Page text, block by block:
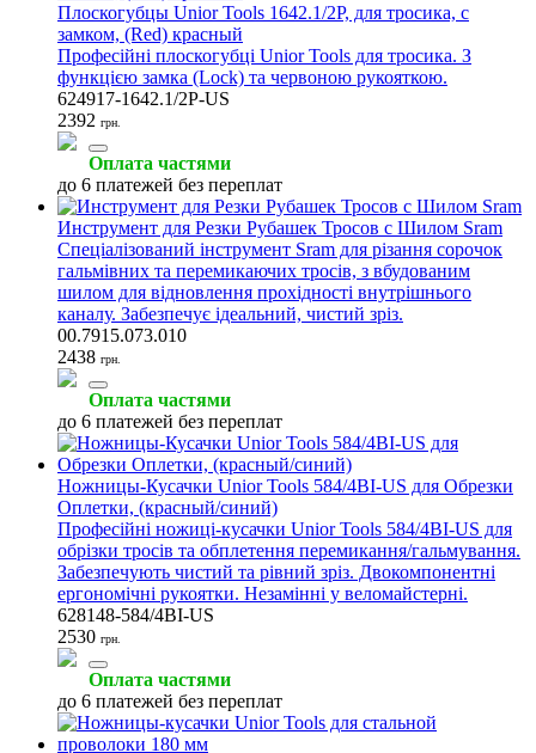
Плоскогубцы Unior Tools 1642.1/2P, для тросика, с
замком, (Red) красный
Професійні плоскогубці Unior Tools для тросика. З
функцією замка (Lock) та червоною рукояткою.
624917-1642.1/2P-US
2392 грн.
Оплата частями
до 6 платежей без переплат
Инструмент для Резки Рубашек Тросов с Шилом Sram
Спеціалізований інструмент Sram для різання сорочок
гальмівних та перемикаючих тросів, з вбудованим
шилом для відновлення прохідності внутрішнього
каналу. Забезпечує ідеальний, чистий зріз.
00.7915.073.010
2438 грн.
Оплата частями
до 6 платежей без переплат
Ножницы-Кусачки Unior Tools 584/4BI-US для Обрезки
Оплетки, (красный/синий)
Професійні ножиці-кусачки Unior Tools 584/4BI-US для
обрізки тросів та обплетення перемикання/гальмування.
Забезпечують чистий та рівний зріз. Двокомпонентні
ергономічні рукоятки. Незамінні у веломайстерні.
628148-584/4BI-US
2530 грн.
Оплата частями
до 6 платежей без переплат